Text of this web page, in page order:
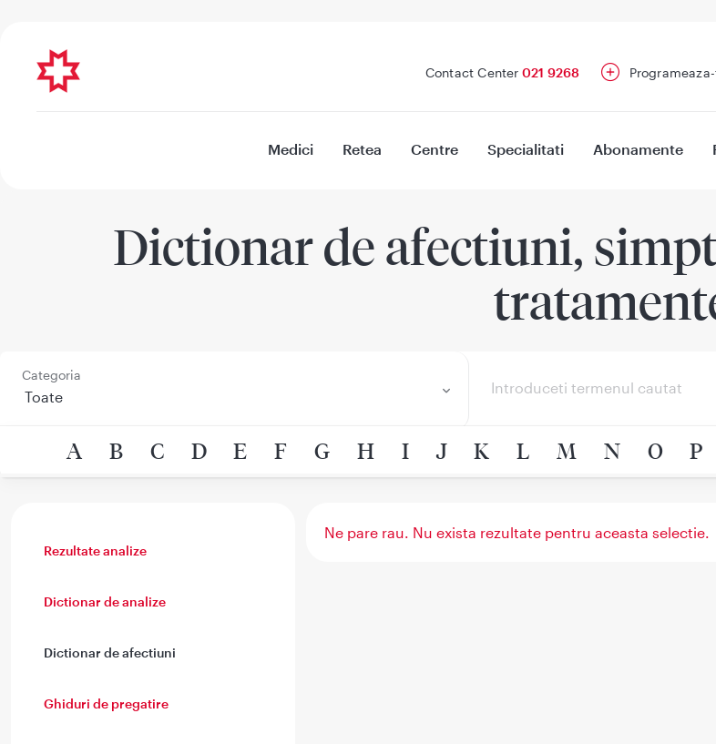
Contact Center 021 9268
Medici Retea Centre Specialitati Abonamente
Dictionar de afectiuni,
Categoria
A B C D E F G H I J K L M N O P
Rezultate analize
Dictionar de analize
Dictionar de afectiuni
Ghiduri de pregatire
Ne pare rau. Nu exista rezultate pentru aceasta selectie.